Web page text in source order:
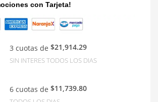
con Tarjeta!
3 cuotas de $21,914.29
SIN INTERES TODOS LOS DIAS
6 cuotas de $11,739.80